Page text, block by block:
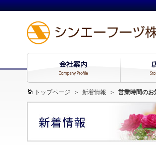
トップページ ＞ 新着情報 ＞ 営業時間のお